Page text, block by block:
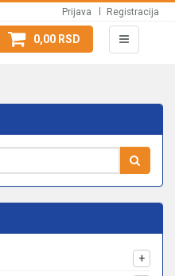
Prijava Registracija
0,00 RSD
+